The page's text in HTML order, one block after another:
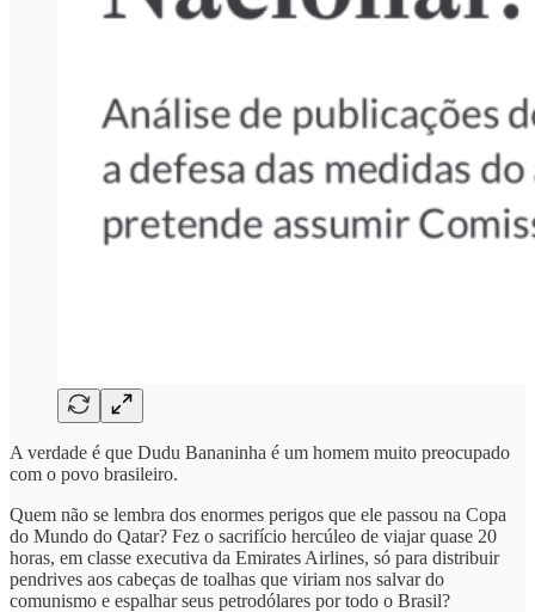
A verdade é que Dudu Bananinha é um homem muito preocupado
com o povo brasileiro.
Quem não se lembra dos enormes perigos que ele passou na Copa
do Mundo do Qatar? Fez o sacrifício hercúleo de viajar quase 20
horas, em classe executiva da Emirates Airlines, só para distribuir
pendrives aos cabeças de toalhas que viriam nos salvar do
comunismo e espalhar seus petrodólares por todo o Brasil?